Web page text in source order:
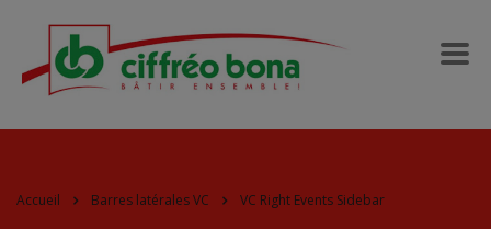
Accueil Barres latérales VC VC Right Events Sidebar